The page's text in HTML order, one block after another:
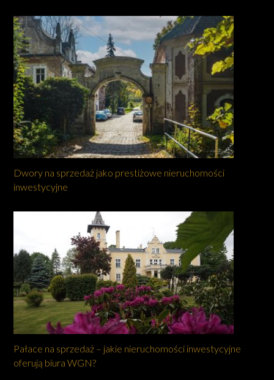
Dwory na sprzedaż jako prestiżowe nieruchomości
inwestycyjne
Pałace na sprzedaż – jakie nieruchomości inwestycyjne
oferują biura WGN?